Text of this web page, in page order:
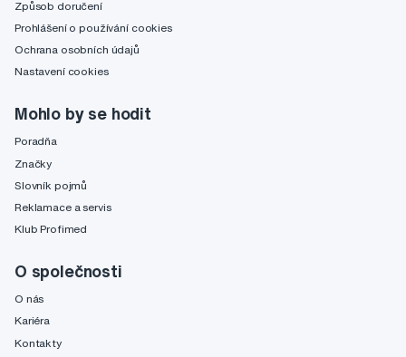
Způsob doručení
Prohlášení o používání cookies
Ochrana osobních údajů
Nastavení cookies
Mohlo by se hodit
Poradňa
Značky
Slovník pojmů
Reklamace a servis
Klub Profimed
O společnosti
O nás
Kariéra
Kontakty